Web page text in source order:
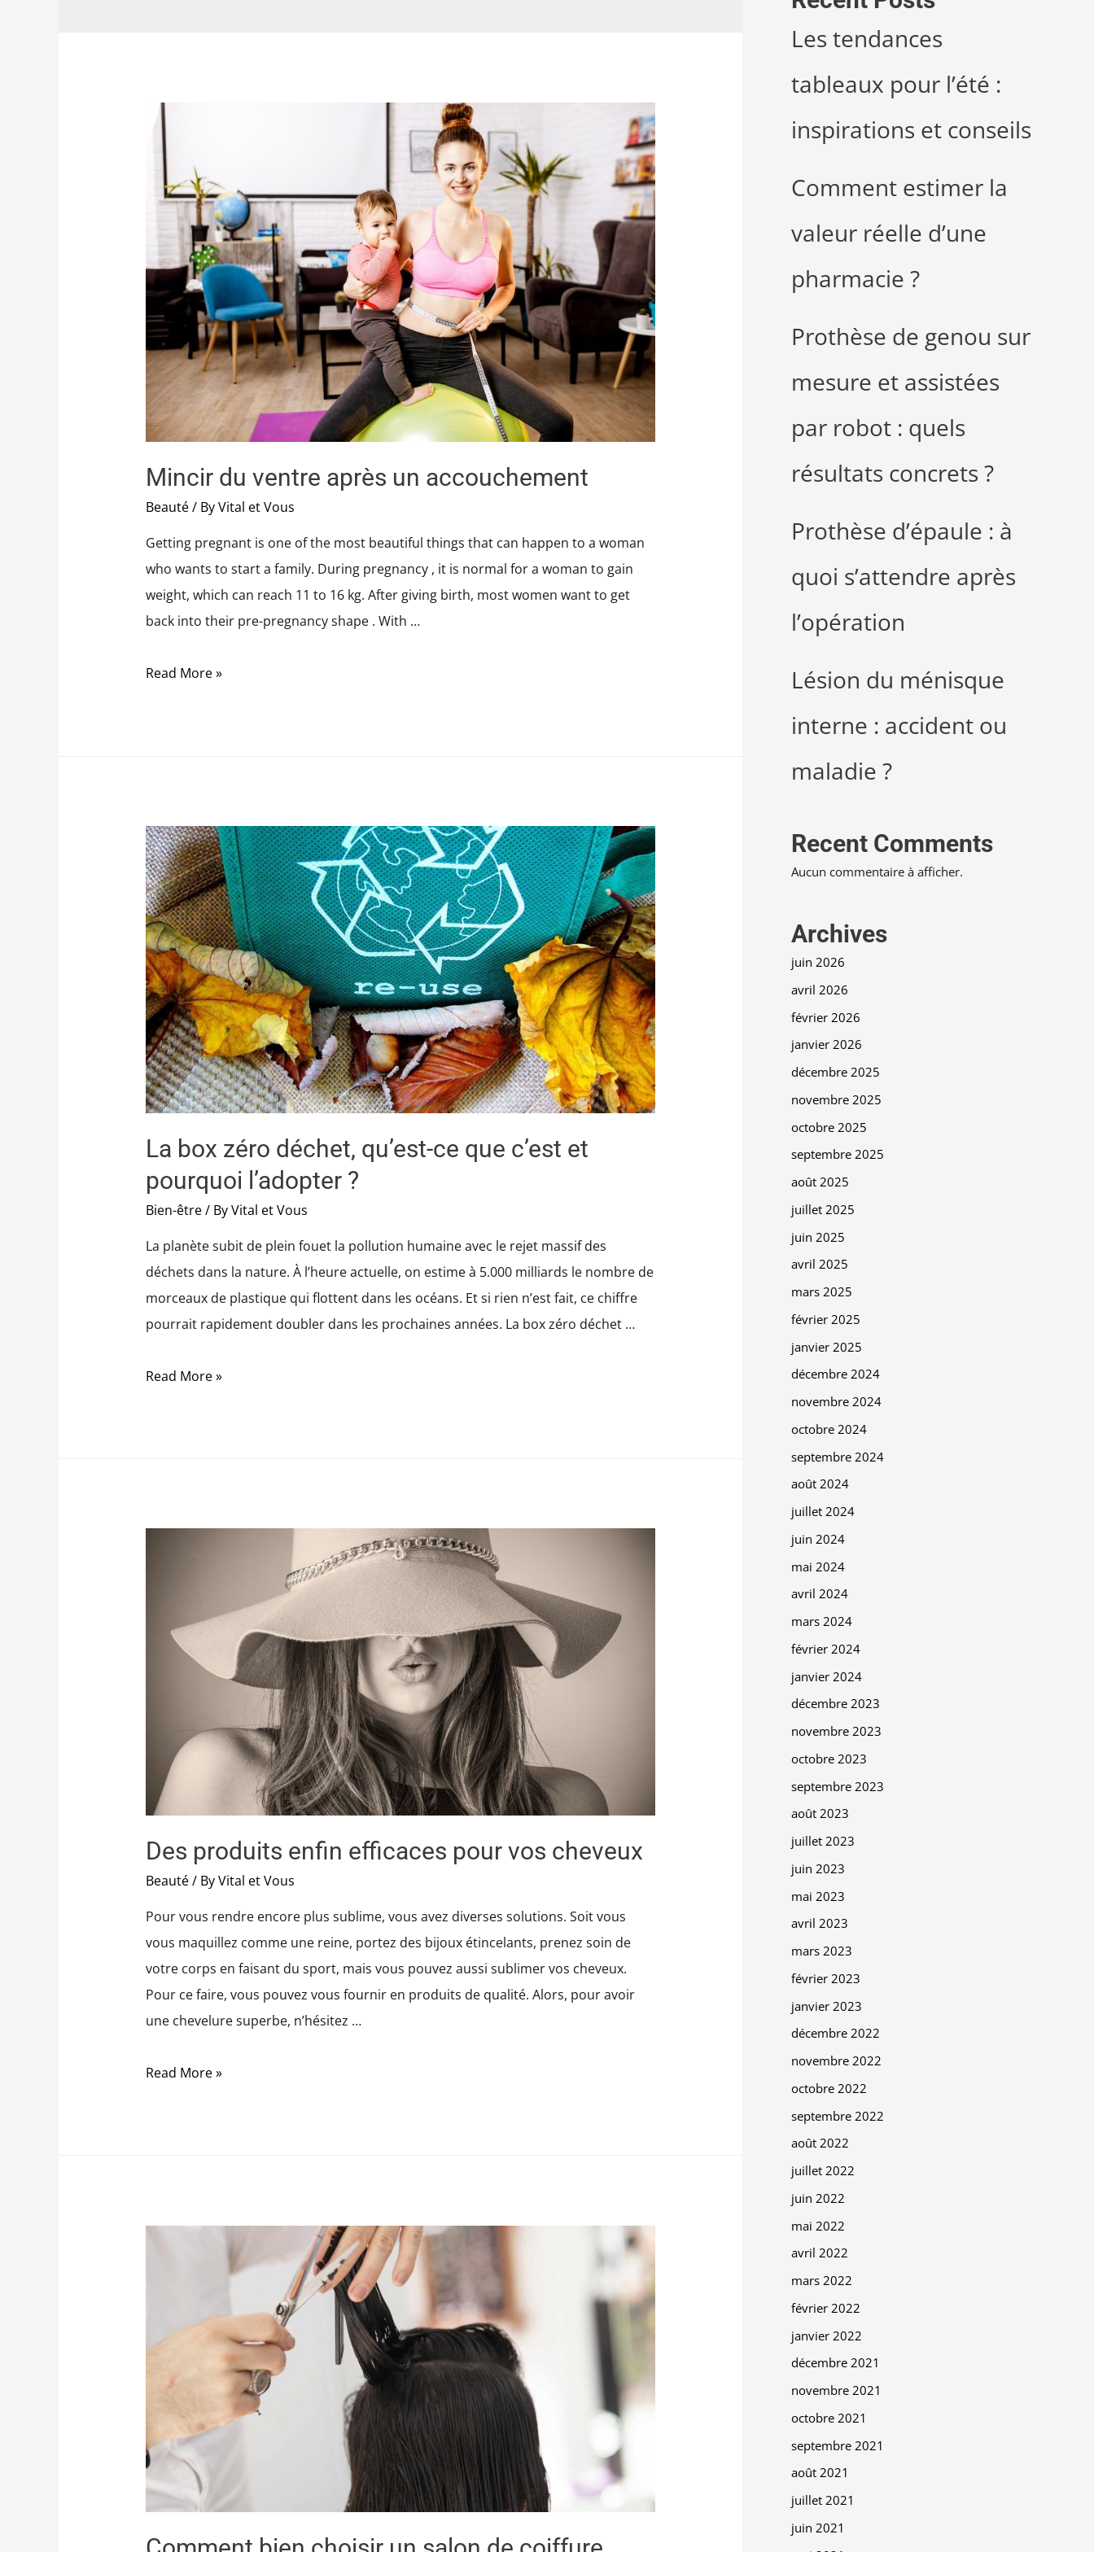
Mincir du ventre après un accouchement
Beauté/ ByVital et Vous
Getting pregnant is one of the most beautiful things that can happen to a woman
who wants to start a family. During pregnancy , it is normal for a woman to gain
weight, which can reach 11 to 16 kg. After giving birth, most women want to get
back into their pre-pregnancy shape . With …
Read More »
La box zéro déchet, qu’est-ce que c’est et
pourquoi l’adopter ?
Bien-être/ ByVital et Vous
La planète subit de plein fouet la pollution humaine avec le rejet massif des
déchets dans la nature. À l’heure actuelle, on estime à 5.000 milliards le nombre de
morceaux de plastique qui flottent dans les océans. Et si rien n’est fait, ce chiffre
pourrait rapidement doubler dans les prochaines années. La box zéro déchet …
Read More »
Des produits enfin efficaces pour vos cheveux
Beauté/ ByVital et Vous
Pour vous rendre encore plus sublime, vous avez diverses solutions. Soit vous
vous maquillez comme une reine, portez des bijoux étincelants, prenez soin de
votre corps en faisant du sport, mais vous pouvez aussi sublimer vos cheveux.
Pour ce faire, vous pouvez vous fournir en produits de qualité. Alors, pour avoir
une chevelure superbe, n’hésitez …
Read More »
Les tendances
tableaux pour l’été :
inspirations et conseils
Comment estimer la
valeur réelle d’une
pharmacie ?
Prothèse de genou sur
mesure et assistées
par robot : quels
résultats concrets ?
Prothèse d’épaule : à
quoi s’attendre après
l’opération
Lésion du ménisque
interne : accident ou
maladie ?
Recent Comments
Aucun commentaire à afficher.
Archives
juin 2026
avril 2026
février 2026
janvier 2026
décembre 2025
novembre 2025
octobre 2025
septembre 2025
août 2025
juillet 2025
juin 2025
avril 2025
mars 2025
février 2025
janvier 2025
décembre 2024
novembre 2024
octobre 2024
septembre 2024
août 2024
juillet 2024
juin 2024
mai 2024
avril 2024
mars 2024
février 2024
janvier 2024
décembre 2023
novembre 2023
octobre 2023
septembre 2023
août 2023
juillet 2023
juin 2023
mai 2023
avril 2023
mars 2023
février 2023
janvier 2023
décembre 2022
novembre 2022
octobre 2022
septembre 2022
août 2022
juillet 2022
juin 2022
mai 2022
avril 2022
mars 2022
février 2022
janvier 2022
décembre 2021
novembre 2021
octobre 2021
septembre 2021
août 2021
juillet 2021
juin 2021